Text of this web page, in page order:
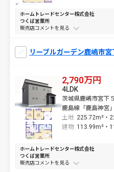
ホームトレードセンター株式会社
つくば営業所
販売店コメントを
リーブルガーデン鹿嶋市宮
2,790万円
茨城県鹿嶋市宮下
鹿島線「鹿島神宮
土地 225.72m²・
4LDK
建物 113.99m²・
ホームトレードセンター株式会社
つくば営業所
販売店コメントを